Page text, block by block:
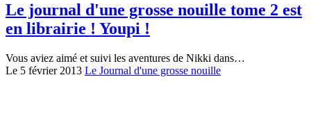
Le journal d'une grosse nouille tome 2 est
en librairie ! Youpi !
Vous aviez aimé et suivi les aventures de Nikki dans…
Le 5 février 2013 Le Journal d'une grosse nouille